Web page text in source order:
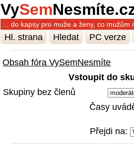
VySem
… do kapsy pro muže a ženy, co mužům
Hl. strana Hledat PC verze
Obsah fóra VySemNesmíte
Vstoupit do
Skupiny bez členů
Časy
Přejdi na: